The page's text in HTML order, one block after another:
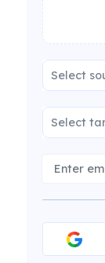
Select
Select